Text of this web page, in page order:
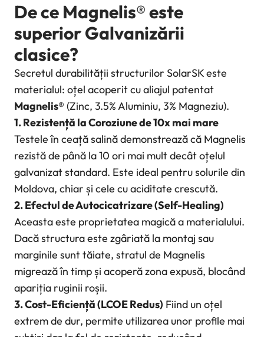
De ce Magnelis® este
superior Galvanizării
clasice?
Secretul durabilității structurilor SolarSK este
materialul: oțel acoperit cu aliajul patentat
Magnelis® (Zinc, 3.5% Aluminiu, 3% Magneziu).
1. Rezistență la Coroziune de 10x mai mare
Testele în ceață salină demonstrează că Magnelis
rezistă de până la 10 ori mai mult decât oțelul
galvanizat standard. Este ideal pentru solurile din
Moldova, chiar și cele cu aciditate crescută.
2. Efectul de Autocicatrizare (Self-Healing)
Aceasta este proprietatea magică a materialului.
Dacă structura este zgâriată la montaj sau
marginile sunt tăiate, stratul de Magnelis
migrează în timp și acoperă zona expusă, blocând
apariția ruginii roșii.
3. Cost-Eficiență (LCOE Redus) Fiind un oțel
extrem de dur, permite utilizarea unor profile mai